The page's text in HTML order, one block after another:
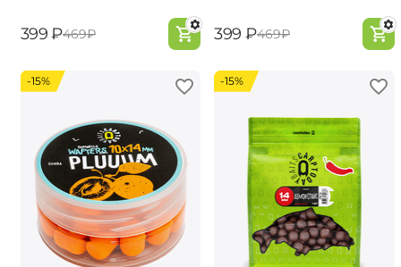
‍399‍ ₽‍469‍₽ ‍399‍ ₽‍469‍₽
-15% -15%